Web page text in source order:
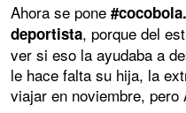
Ahora se pone
deportista, porque del
ver si eso la ayudaba a
le hace falta su hija, la
viajar en noviembre,